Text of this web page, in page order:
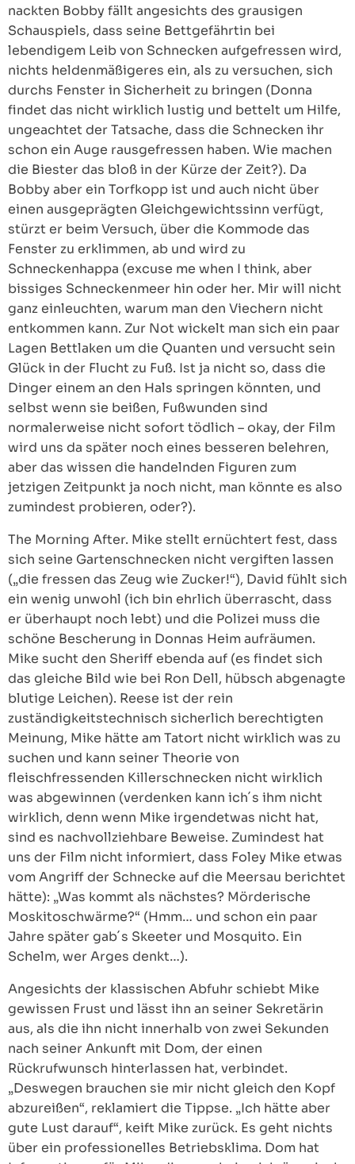
nackten Bobby fällt angesichts des grausigen
Schauspiels, dass seine Bettgefährtin bei
lebendigem Leib von Schnecken aufgefressen wird,
nichts heldenmäßigeres ein, als zu versuchen, sich
durchs Fenster in Sicherheit zu bringen (Donna
findet das nicht wirklich lustig und bettelt um Hilfe,
ungeachtet der Tatsache, dass die Schnecken ihr
schon ein Auge rausgefressen haben. Wie machen
die Biester das bloß in der Kürze der Zeit?). Da
Bobby aber ein Torfkopp ist und auch nicht über
einen ausgeprägten Gleichgewichtssinn verfügt,
stürzt er beim Versuch, über die Kommode das
Fenster zu erklimmen, ab und wird zu
Schneckenhappa (excuse me when I think, aber
bissiges Schneckenmeer hin oder her. Mir will nicht
ganz einleuchten, warum man den Viechern nicht
entkommen kann. Zur Not wickelt man sich ein paar
Lagen Bettlaken um die Quanten und versucht sein
Glück in der Flucht zu Fuß. Ist ja nicht so, dass die
Dinger einem an den Hals springen könnten, und
selbst wenn sie beißen, Fußwunden sind
normalerweise nicht sofort tödlich – okay, der Film
wird uns da später noch eines besseren belehren,
aber das wissen die handelnden Figuren zum
jetzigen Zeitpunkt ja noch nicht, man könnte es also
zumindest probieren, oder?).
The Morning After. Mike stellt ernüchtert fest, dass
sich seine Gartenschnecken nicht vergiften lassen
(„die fressen das Zeug wie Zucker!“), David fühlt sich
ein wenig unwohl (ich bin ehrlich überrascht, dass
er überhaupt noch lebt) und die Polizei muss die
schöne Bescherung in Donnas Heim aufräumen.
Mike sucht den Sheriff ebenda auf (es findet sich
das gleiche Bild wie bei Ron Dell, hübsch abgenagte
blutige Leichen). Reese ist der rein
zuständigkeitstechnisch sicherlich berechtigten
Meinung, Mike hätte am Tatort nicht wirklich was zu
suchen und kann seiner Theorie von
fleischfressenden Killerschnecken nicht wirklich
was abgewinnen (verdenken kann ich´s ihm nicht
wirklich, denn wenn Mike irgendetwas nicht hat,
sind es nachvollziehbare Beweise. Zumindest hat
uns der Film nicht informiert, dass Foley Mike etwas
vom Angriff der Schnecke auf die Meersau berichtet
hätte): „Was kommt als nächstes? Mörderische
Moskitoschwärme?“ (Hmm… und schon ein paar
Jahre später gab´s Skeeter und Mosquito. Ein
Schelm, wer Arges denkt…).
Angesichts der klassischen Abfuhr schiebt Mike
gewissen Frust und lässt ihn an seiner Sekretärin
aus, als die ihn nicht innerhalb von zwei Sekunden
nach seiner Ankunft mit Dom, der einen
Rückrufwunsch hinterlassen hat, verbindet.
„Deswegen brauchen sie mir nicht gleich den Kopf
abzureißen“, reklamiert die Tippse. „Ich hätte aber
gute Lust darauf“, keift Mike zurück. Es geht nichts
über ein professionelles Betriebsklima. Dom hat